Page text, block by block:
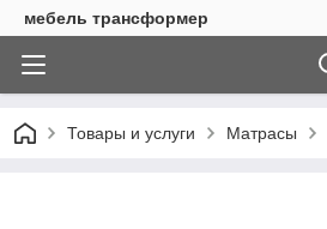
мебель трансформер
Товары и услуги Матрасы